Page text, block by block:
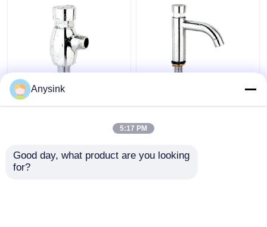
1 Inch Toilet Urinal
Flush Valve
Anysink
5:17 PM
Good day, what product are you looking
for?